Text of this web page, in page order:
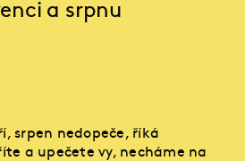
a srpnu
srpen nedopeče, říká
a upečete vy, necháme na